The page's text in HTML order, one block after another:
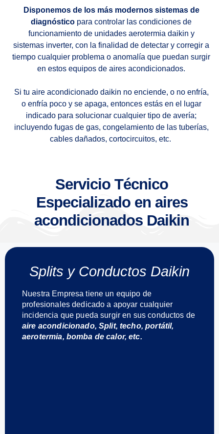
Servicio Técnico
Especializado en aires
acondicionados Daikin
Disponemos de los más modernos sistemas de
diagnóstico para controlar las condiciones de
funcionamiento de unidades aerotermia daikin y
sistemas inverter, con la finalidad de detectar y corregir a
tiempo cualquier problema o anomalía que puedan surgir
en estos equipos de aires acondicionados.
Si tu aire acondicionado daikin no enciende, o no enfría,
o enfría poco y se apaga, entonces estás en el lugar
indicado para solucionar cualquier tipo de avería;
incluyendo fugas de gas, congelamiento de las tuberías,
cables dañados, cortocircuitos, etc.
Splits y Conductos Daikin
Nuestra Empresa tiene un equipo de
profesionales dedicado a apoyar cualquier
incidencia que pueda surgir en sus conductos de
aire acondicionado, Split, techo, portátil,
aerotermia, bomba de calor, etc.